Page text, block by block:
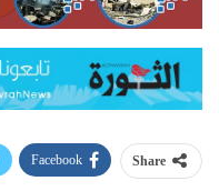
Share
Facebook